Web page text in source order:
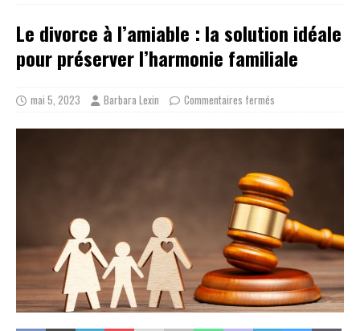
Le divorce à l’amiable : la solution idéale
pour préserver l’harmonie familiale
mai 5, 2023 Barbara Lexin Commentaires fermés